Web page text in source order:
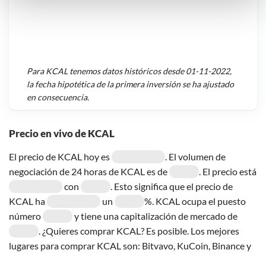
Precio en vivo de KCAL
El precio de KCAL hoy es
. El volumen de
negociación de 24 horas de KCAL es de
. El precio está
con
. Esto significa que el precio de
KCAL ha
un
%. KCAL ocupa el puesto
número
y tiene una capitalización de mercado de
. ¿Quieres comprar KCAL? Es posible. Los mejores
lugares para comprar KCAL son: Bitvavo, KuCoin, Binance y
ParaKCAL tenemos datos históricos desde01-11-2022,
la fecha hipotética de la primera inversión se ha ajustado
en consecuencia.